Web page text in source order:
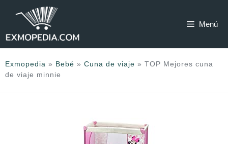
Menú
Exmopedia » Bebé » Cuna de viaje » TOP Mejores cuna
de viaje minnie